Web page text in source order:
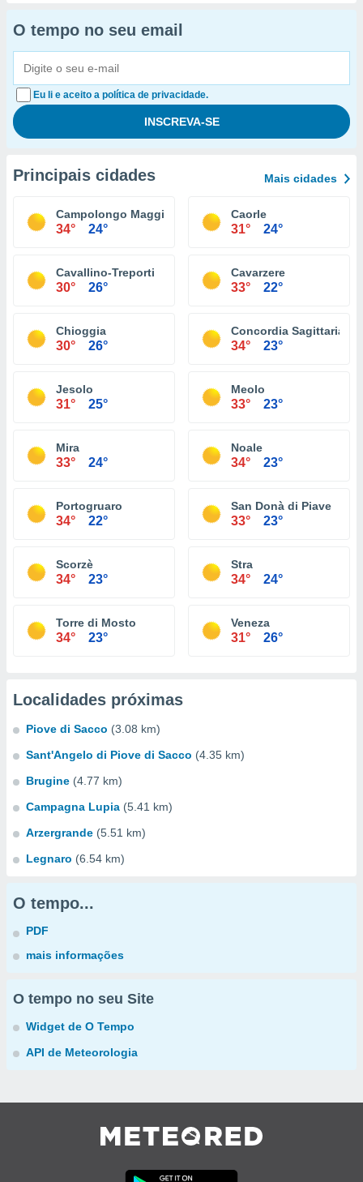
O tempo no seu email
Eu li e aceito a política de privacidade.
Principais cidades Mais cidades
Campolongo Maggiore
34° 24°
Caorle
31° 24°
Cavallino-Treporti
30° 26°
Cavarzere
33° 22°
Chioggia
30° 26°
Concordia Sagittaria
34° 23°
Jesolo
31° 25°
Meolo
33° 23°
Mira
33° 24°
Noale
34° 23°
Portogruaro
34° 22°
San Donà di Piave
33° 23°
Scorzè
34° 23°
Stra
34° 24°
Torre di Mosto
34° 23°
Veneza
31° 26°
Localidades próximas
Piove di Sacco (3.08 km)
Sant'Angelo di Piove di Sacco (4.35 km)
Brugine (4.77 km)
Campagna Lupia (5.41 km)
Arzergrande (5.51 km)
Legnaro (6.54 km)
O tempo...
PDF
mais informações
O tempo no seu Site
Widget de O Tempo
API de Meteorologia